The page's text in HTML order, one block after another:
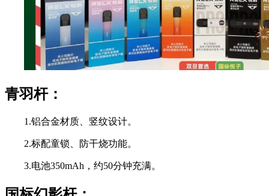
青羽杆：
1.铝合金材质、竖纹设计。
2.标配童锁、防干烧功能。
3.电池350mAh，约50分钟充满。